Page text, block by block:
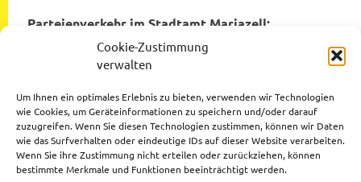
Cookie-Zustimmung
verwalten
Um Ihnen ein optimales Erlebnis zu bieten, verwenden wir Technologien
wie Cookies, um Geräteinformationen zu speichern und/oder darauf
zuzugreifen. Wenn Sie diesen Technologien zustimmen, können wir Daten
wie das Surfverhalten oder eindeutige IDs auf dieser Website verarbeiten.
Wenn Sie ihre Zustimmung nicht erteilen oder zurückziehen, können
bestimmte Merkmale und Funktionen beeinträchtigt werden.
Parteienverkehr im Stadtamt Mariazell:
Montag bis Freitag von 8:00 bis 12:00 Uhr
Dienstag und Donnerstag von 12:00 bis 16:00 Uhr
Datenschutzerklärung
Impressum